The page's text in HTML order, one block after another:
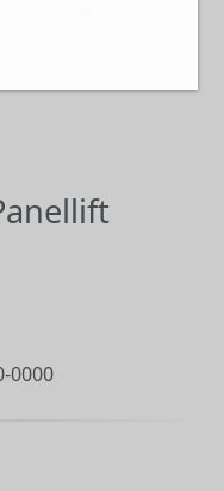
vom Original
0000